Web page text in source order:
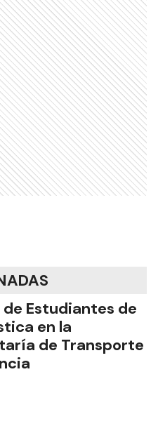
Estudiantes de
en la
de Transporte